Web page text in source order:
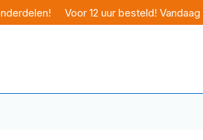
Voor 12 uur besteld!